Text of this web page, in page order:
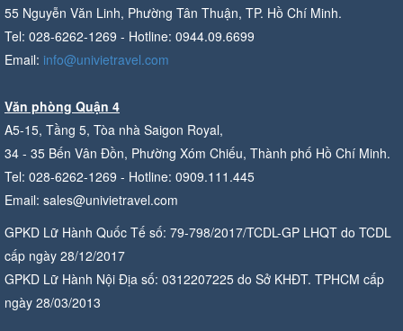
55 Nguyễn Văn Linh, Phường Tân Thuận, TP. Hồ Chí Minh.
Tel: 028-6262-1269 - Hotline: 0944.09.6699
Email: info@univietravel.com
Văn phòng Quận 4
A5-15, Tầng 5, Tòa nhà Saigon Royal,
34 - 35 Bến Vân Đồn, Phường Xóm Chiếu, Thành phố Hồ Chí Minh.
Tel: 028-6262-1269 - Hotline: 0909.111.445
Email: sales@univietravel.com
GPKD Lữ Hành Quốc Tế số: 79-798/2017/TCDL-GP LHQT do TCDL
cấp ngày 28/12/2017
GPKD Lữ Hành Nội Địa số: 0312207225 do Sở KHĐT. TPHCM cấp
ngày 28/03/2013